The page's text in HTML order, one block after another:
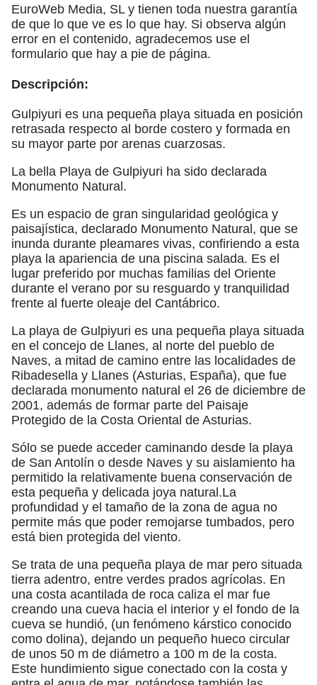
EuroWeb Media, SL y tienen toda nuestra garantía
de que lo que ve es lo que hay. Si observa algún
error en el contenido, agradecemos use el
formulario que hay a pie de página.
Descripción:
Gulpiyuri es una pequeña playa situada en posición
retrasada respecto al borde costero y formada en
su mayor parte por arenas cuarzosas.
La bella Playa de Gulpiyuri ha sido declarada
Monumento Natural.
Es un espacio de gran singularidad geológica y
paisajística, declarado Monumento Natural, que se
inunda durante pleamares vivas, confiriendo a esta
playa la apariencia de una piscina salada. Es el
lugar preferido por muchas familias del Oriente
durante el verano por su resguardo y tranquilidad
frente al fuerte oleaje del Cantábrico.
La playa de Gulpiyuri es una pequeña playa situada
en el concejo de Llanes, al norte del pueblo de
Naves, a mitad de camino entre las localidades de
Ribadesella y Llanes (Asturias, España), que fue
declarada monumento natural el 26 de diciembre de
2001, además de formar parte del Paisaje
Protegido de la Costa Oriental de Asturias.
Sólo se puede acceder caminando desde la playa
de San Antolín o desde Naves y su aislamiento ha
permitido la relativamente buena conservación de
esta pequeña y delicada joya natural.​La
profundidad y el tamaño de la zona de agua no
permite más que poder remojarse tumbados, pero
está bien protegida del viento.
Se trata de una pequeña playa de mar pero situada
tierra adentro, entre verdes prados agrícolas. En
una costa acantilada de roca caliza el mar fue
creando una cueva hacia el interior y el fondo de la
cueva se hundió, (un fenómeno kárstico conocido
como dolina), dejando un pequeño hueco circular
de unos 50 m de diámetro a 100 m de la costa.
Este hundimiento sigue conectado con la costa y